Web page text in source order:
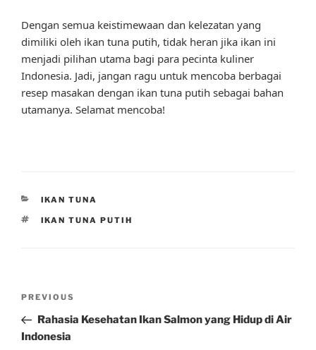
Dengan semua keistimewaan dan kelezatan yang
dimiliki oleh ikan tuna putih, tidak heran jika ikan ini
menjadi pilihan utama bagi para pecinta kuliner
Indonesia. Jadi, jangan ragu untuk mencoba berbagai
resep masakan dengan ikan tuna putih sebagai bahan
utamanya. Selamat mencoba!
CATEGORIES
IKAN TUNA
TAGS
IKAN TUNA PUTIH
Previous
Post
PREVIOUS
Rahasia Kesehatan Ikan Salmon yang Hidup di Air
Indonesia